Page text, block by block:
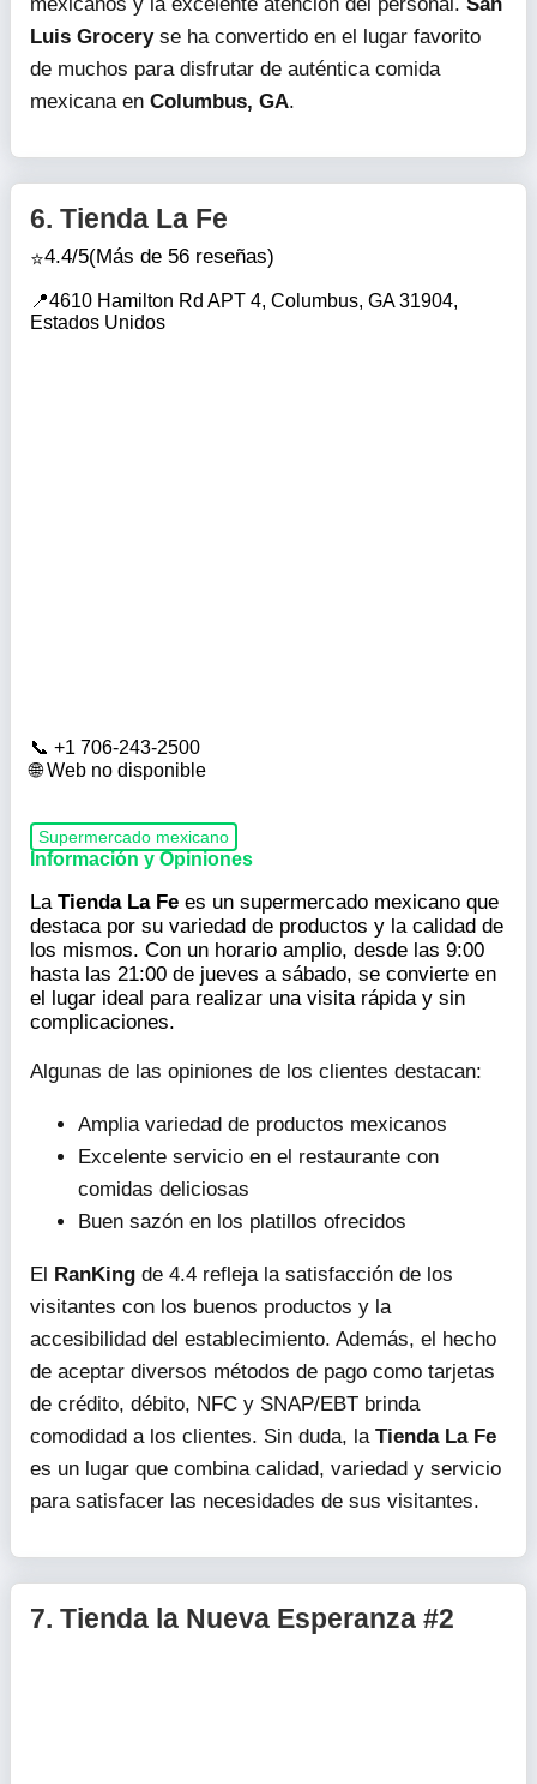
Luis Groceryse ha convertido en el lugar favorito
de muchos para disfrutar de auténtica comida
mexicana en Columbus, GA.
+1 706-243-2500
Web no disponible
6. Tienda La Fe
4.4/5(Más de 56 reseñas)
4610 Hamilton Rd APT 4, Columbus, GA 31904,
Estados Unidos
Supermercado mexicano
Información y Opiniones
La Tienda La Fe es un supermercado mexicano que
destaca por su variedad de productos y la calidad de
los mismos. Con un horario amplio, desde las 9:00
hasta las 21:00 de jueves a sábado, se convierte en
el lugar ideal para realizar una visita rápida y sin
complicaciones.
Algunas de las opiniones de los clientes destacan:
Amplia variedad de productos mexicanos
Excelente servicio en el restaurante con
comidas deliciosas
Buen sazón en los platillos ofrecidos
El RanKing de 4.4 refleja la satisfacción de los
visitantes con los buenos productos y la
accesibilidad del establecimiento. Además, el hecho
de aceptar diversos métodos de pago como tarjetas
de crédito, débito, NFC y SNAP/EBT brinda
comodidad a los clientes. Sin duda, la Tienda La Fe
es un lugar que combina calidad, variedad y servicio
para satisfacer las necesidades de sus visitantes.
7. Tienda la Nueva Esperanza #2